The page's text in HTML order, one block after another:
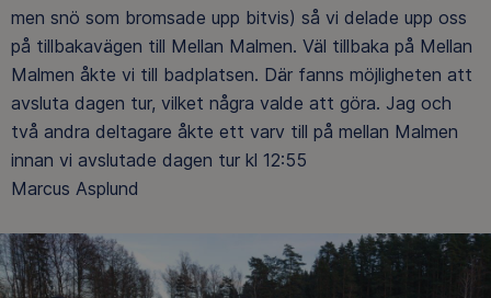
men snö som bromsade upp bitvis) så vi delade upp oss
på tillbakavägen till Mellan Malmen. Väl tillbaka på Mellan
Malmen åkte vi till badplatsen. Där fanns möjligheten att
avsluta dagen tur, vilket några valde att göra. Jag och
två andra deltagare åkte ett varv till på mellan Malmen
innan vi avslutade dagen tur kl 12:55
Marcus Asplund